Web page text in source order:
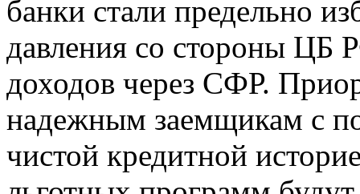
банки стали предельно
давления со стороны ЦБ
доходов через СФР.
надежным заемщикам с
чистой кредитной